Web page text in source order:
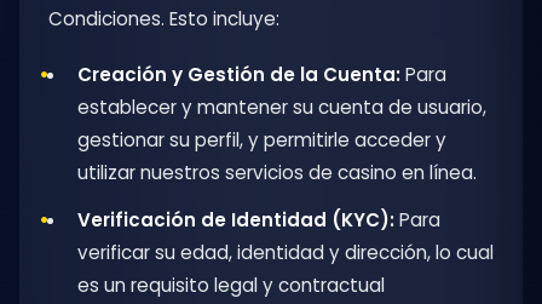
Condiciones. Esto incluye:
Creación y Gestión de la Cuenta:Para
establecer y mantener su cuenta de usuario,
gestionar su perfil, y permitirle acceder y
utilizar nuestros servicios de casino en línea.
Verificación de Identidad (KYC):Para
verificar su edad, identidad y dirección, lo cual
es un requisito legal y contractual